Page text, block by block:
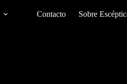
Contacto Sobre